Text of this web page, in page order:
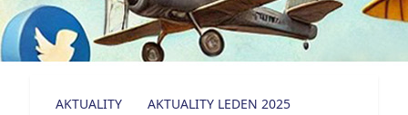
AKTUALITY AKTUALITY LEDEN 2025